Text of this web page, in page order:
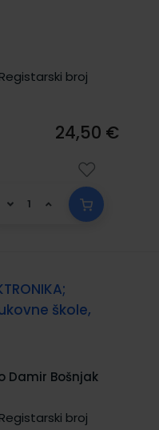
Registarski broj
24,50 €
škole,
Damir Bošnjak
Registarski broj